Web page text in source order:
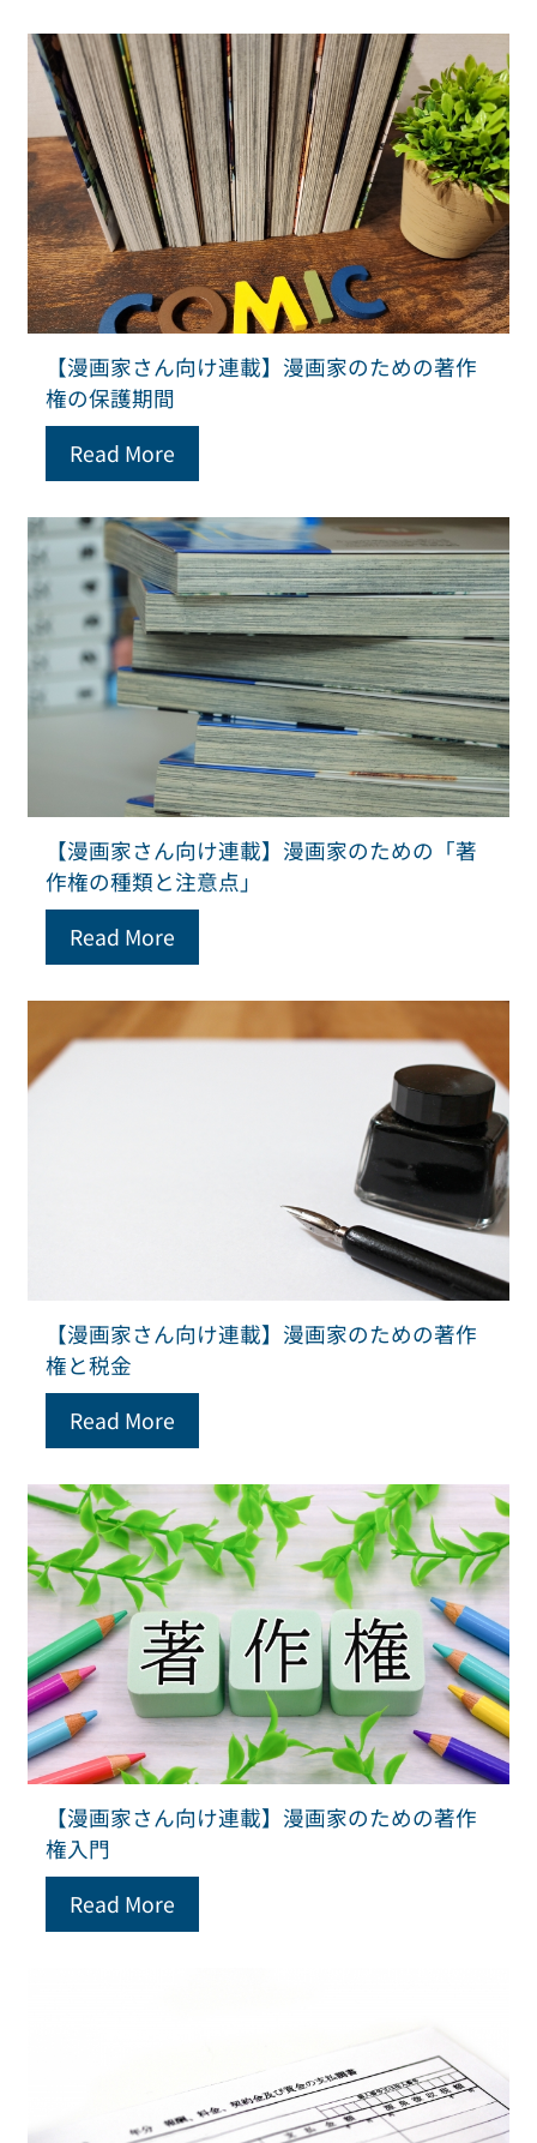
【漫画家さん向け連載】漫画家のための著作
権の保護期間
Read More
【漫画家さん向け連載】漫画家のための「著
作権の種類と注意点」
Read More
【漫画家さん向け連載】漫画家のための著作
権と税金
Read More
【漫画家さん向け連載】漫画家のための著作
権入門
Read More